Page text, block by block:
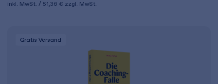
inkl. MwSt. 51,36 € zzgl. MwSt.
Gratis Versand